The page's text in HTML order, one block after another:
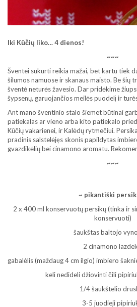
Iki Kūčių liko… 4 dienos!
~~~
Šventei sukurti reikia mažai, bet kartu tiek
šilumos namuose ir skanaus maisto. Be šių
šventė neturės žavesio. Dar pridėkime
šypsenų, garuojančios meilės puodelį ir
Ant mano šventinio stalo šiemet būtinai
patiekalas ar vieno arba kito patiekalo
Kūčių vakarienei, ir Kalėdų rytmečiui.
pradinis salstelėjęs skonis papildytas
gvazdikėlių bei cinamono aromatu.
~~~
~ pikantiški
2 x 400 ml konservuotų persikų (tinka ir
konservuoti)
šaukštas baltojo
2 cinamono
gabalėlis (maždaug 4 cm ilgio) imbiero
keli nedideli džiovinti čili
1/4 šaukštelio
3-5 juodieji